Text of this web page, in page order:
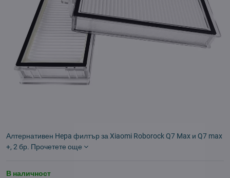
Алтернативен Hepa филтър за Xiaomi Roborock Q7 Max и Q7 max
+, 2 бр. Прочетете още
В наличност